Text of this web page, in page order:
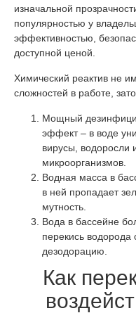
изначальной
популярностью у
эффективностью,
доступной ценой.
Химический реактив не
сложностей в работе,
Мощный
эффект – в воде
вирусы, водоросли
микроорганизмов.
Водная масса в
в ней пропадает
мутность.
Вода в бассейне
перекись водорода
дезодорацию.
Как